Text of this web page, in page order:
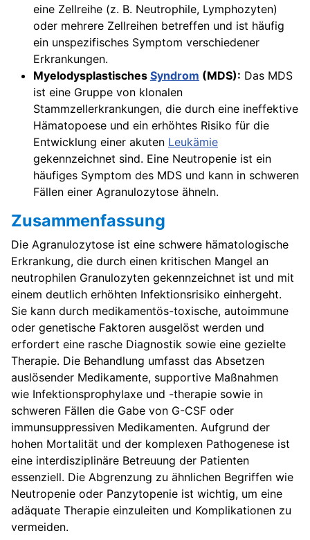
eine Zellreihe (z. B. Neutrophile, Lymphozyten)
oder mehrere Zellreihen betreffen und ist häufig
ein unspezifisches Symptom verschiedener
Erkrankungen.
Myelodysplastisches Syndrom (MDS): Das MDS
ist eine Gruppe von klonalen
Stammzellerkrankungen, die durch eine ineffektive
Hämatopoese und ein erhöhtes Risiko für die
Entwicklung einer akuten Leukämie
gekennzeichnet sind. Eine Neutropenie ist ein
häufiges Symptom des MDS und kann in schweren
Fällen einer Agranulozytose ähneln.
Zusammenfassung
Die Agranulozytose ist eine schwere hämatologische
Erkrankung, die durch einen kritischen Mangel an
neutrophilen Granulozyten gekennzeichnet ist und mit
einem deutlich erhöhten Infektionsrisiko einhergeht.
Sie kann durch medikamentös-toxische, autoimmune
oder genetische Faktoren ausgelöst werden und
erfordert eine rasche Diagnostik sowie eine gezielte
Therapie. Die Behandlung umfasst das Absetzen
auslösender Medikamente, supportive Maßnahmen
wie Infektionsprophylaxe und -therapie sowie in
schweren Fällen die Gabe von G-CSF oder
immunsuppressiven Medikamenten. Aufgrund der
hohen Mortalität und der komplexen Pathogenese ist
eine interdisziplinäre Betreuung der Patienten
essenziell. Die Abgrenzung zu ähnlichen Begriffen wie
Neutropenie oder Panzytopenie ist wichtig, um eine
adäquate Therapie einzuleiten und Komplikationen zu
vermeiden.